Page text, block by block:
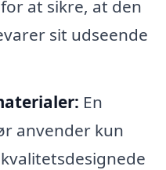
at sikre, at den
sit udseende
En
anvender kun